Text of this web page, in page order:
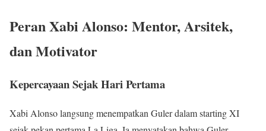
Peran Xabi Alonso: Mentor, Arsitek,
dan Motivator
Kepercayaan Sejak Hari Pertama
Xabi Alonso langsung menempatkan Guler dalam starting XI